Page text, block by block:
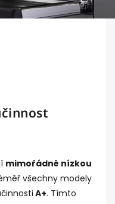
mimořádně nízkou
všechny modely
A+. Tímto